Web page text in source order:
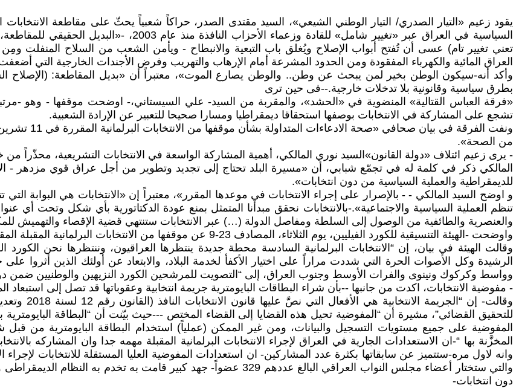
السياسية في العراق عبر «تغيير شامل» للقادة وزعماء
تعني تغيير تام) عسى أن تُفتح أبواب الإصلاح ويُغلق باب التبعية والانبطاح - ويأمن الشعب من السلاح
العراق المائية والكهرباء المفقودة ومن الحدود المشرعة أمام الإرهاب والتهريب وفرض الأجندات الخارجية التي
وأكد أنه-سيكون الوطن بخير لمن يبحث عن وطن.. والوطن يصارع الموت»، معتبراً أن «بديل المقاطعة: (الإصلاح
بطرق سياسية وقانونية بلا تدخلات خارجية.--فى حين ترى
«فرقة العباس القتالية» المنضوية في «الحشد»، والمقربة من السيد- علي السيستاني،- اوضحت موقفها - وهو -
تشجع على المشاركة في الانتخابات بوصفها استحقاقا ديمقراطيا ومسارا صحيحا للتعبير عن الإرادة الشعبية.
من الصحة».
- يرى زعيم ائتلاف «دولة القانون»السيد نوري المالكي، أهمية المشاركة الواسعة في الانتخابات التشريعية، محذّراً
المالكي ذكر في كلمة له في تجمّع شبابي، أن «مسيرة البلد تحتاج إلى تجديد وتطوير من أجل عراق قوي مزدهر -
للديمقراطية والعملية السياسية من دون انتخابات».
و اوضح السيد المالكي - - بالإصرار على إجراء الانتخابات في موعدها المقرر»، معتبراً إن «الانتخابات هي البوابة التي
تنظم العملية السياسية والاجتماعية».-بالانتخابات نحقق مبدأنا المتمثل بمنع عودة الدكتاتورية بأي شكل وتحت أي
والعنصرية والطائفية من الوصول إلى السلطة ومفاصل الدولة (…) عبر الانتخابات ستنتهي قضية الإقصاء والتهميش
واوضحت -الهيئة التنسيقية للكورد الفيليين، يوم الثلاثاء، المصادف 23-9 عن موقفها من الانتخابات البرلمانية المقبلة المقررة في الحادي عشر من تشرين الثاني/نوفمبر 2025.
وقالت الهيئة في بيان، إن “الانتخابات البرلمانية السادسة محطة جديدة ينتظرها العراقيون، وننتظرها نحن
الرشيدة وكل الأصوات الحرة التي شددت مراراً على اختيار الأكفأ لخدمة البلاد، والابتعاد عن أولئك الذين أثروا
وواسط وكركوك ونينوى والفرات الأوسط وجنوب العراق، إلى “التصويت للمرشحين الكورد النزيهين والوطنيين ضمن
- مفوضية الانتخابات، اكدت من جانبها --بأن شراء البطاقات البايومترية جريمة انتخابية وعقوباتها قد تصل إلى
للتحقيق القضائي”، مشيرة أن “المفوضية تحيل هذه القضايا إلى القضاء المختص ---حيث بيّنت أن “البطاقة
المفوضية على جميع مستويات التسجيل والبيانات، ومن غير الممكن (عملياً) استخدام البطاقة البايومترية من قبل
المخزَّنة بها “-ان الاستعدادات الجارية في العراق لإجراء الانتخابات البرلمانية المقبلة مهمه جدا وان المشاركه
والتي ستختار أعضاء مجلس النواب العراقي البالغ عددهم 329 عضواً- جهد كبير
دون انتخابات-